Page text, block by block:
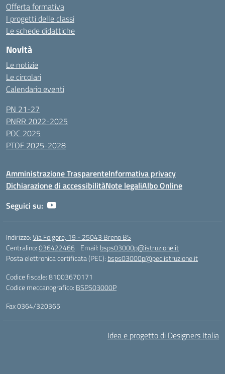
Offerta formativa
I progetti delle classi
Le schede didattiche
Novità
Le notizie
Le circolari
Calendario eventi
PN 21-27
PNRR 2022-2025
POC 2025
PTOF 2025-2028
Amministrazione TrasparenteInformativa privacy
Dichiarazione di accessibilitàNote legaliAlbo Online
Seguici su:
Indirizzo:Via Folgore, 19 - 25043 Breno BS
Centralino:036422466 Email: bsps03000p@istruzione.it
Posta elettronica certificata (PEC): bsps03000p@pec.istruzione.it
Codice fiscale: 81003670171
Codice meccanografico: BSPS03000P
Fax 0364/320365
Idea e progetto di Designers Italia